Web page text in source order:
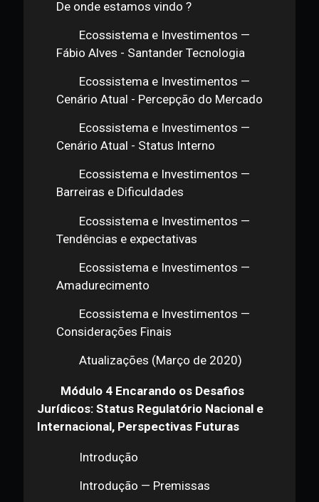
Exchanges
Grande Players
ATMs
Ecossistema e Investimentos —
Block Explorers
Ecossistema e Investimentos —
Fontes- Dados de Mercado
Ecossistema e Investimentos —
Outros agentes e nichos
Ecossistema e Investimentos —
De onde estamos vindo ?
Ecossistema e Investimentos —
Fábio Alves - Santander Tecnologia
Ecossistema e Investimentos —
Cenário Atual - Percepção do Mercado
Ecossistema e Investimentos —
Cenário Atual - Status Interno